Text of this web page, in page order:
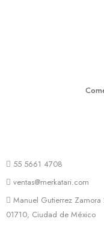
55 5661 4708
ventas@merkatari.com
Manuel Gutierrez
01710, Ciudad de México